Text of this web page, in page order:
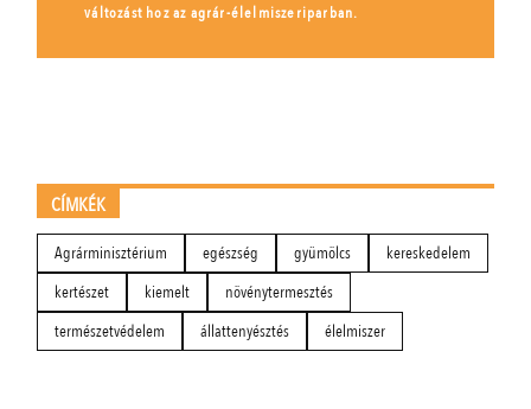
változást hoz az agrár-élelmiszeriparban.
CÍMKÉK
Agrárminisztérium egészség gyümölcs
kereskedelem
kertészet
kiemelt
növénytermesztés
természetvédelem
állattenyésztés élelmiszer